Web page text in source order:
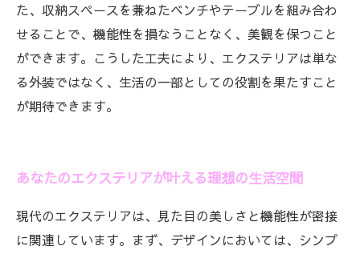
た、収納スペースを兼ねたベンチやテーブルを組み合わ
せることで、機能性を損なうことなく、美観を保つこと
ができます。こうした工夫により、エクステリアは単な
る外装ではなく、生活の一部としての役割を果たすこと
が期待できます。
あなたのエクステリアが叶える理想の生活空間
現代のエクステリアは、見た目の美しさと機能性が密接
に関連しています。まず、デザインにおいては、シンプ